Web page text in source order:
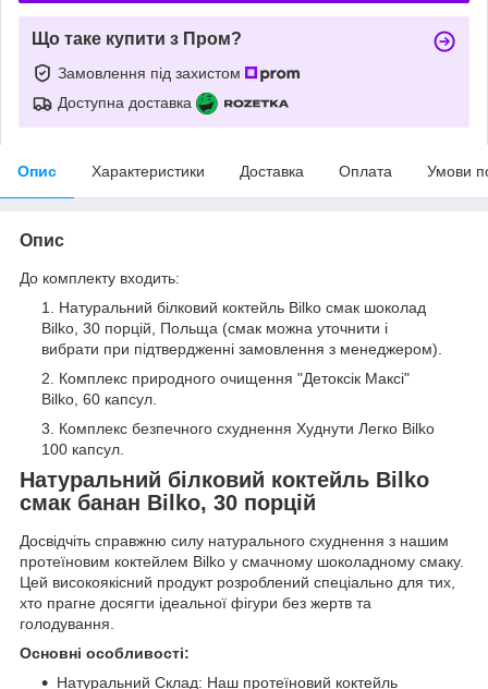
Що таке купити з Пром?
Замовлення під захистом
Доступна доставка
Опис Характеристики Доставка Оплата Умови
Опис
До комплекту входить:
Натуральний білковий коктейль Bilko смак шоколад
Bilko, 30 порцій, Польща (смак можна уточнити і
вибрати при підтвердженні замовлення з менеджером).
Комплекс природного очищення "Детоксік Максі"
Bilko, 60 капсул.
Комплекс безпечного схуднення Худнути Легко Bilko
100 капсул.
Натуральний білковий коктейль Bilko
смак банан Bilko, 30 порцій
Досвідчіть справжню силу натурального схуднення з нашим
протеїновим коктейлем Bilko у смачному шоколадному смаку.
Цей високоякісний продукт розроблений спеціально для тих,
хто прагне досягти ідеальної фігури без жертв та
голодування.
Основні особливості:
Натуральний Склад: Наш протеїновий коктейль